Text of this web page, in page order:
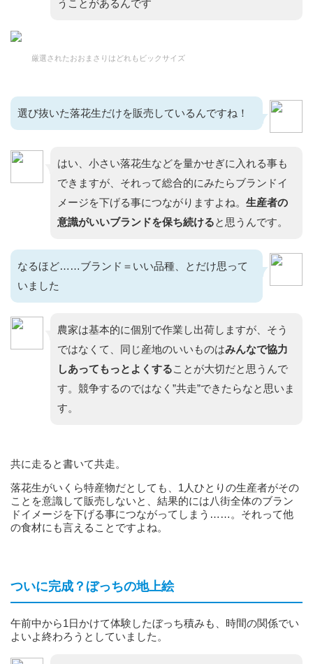
うことがあるんです
厳選されたおおまさりはどれもビックサイズ
選び抜いた落花生だけを販売しているんですね！
はい、小さい落花生などを量かせぎに入れる事も
できますが、それって総合的にみたらブランドイ
メージを下げる事につながりますよね。 生産者の
意識がいいブランドを保ち続けると思うんです。
なるほど……ブランド＝いい品種、とだけ思って
いました
農家は基本的に個別で作業し出荷しますが、そう
ではなくて、同じ産地のいいものはみんなで協力
しあってもっとよくすることが大切だと思うんで
す。競争するのではなく”共走”できたらなと思いま
す。
共に走ると書いて共走。
落花生がいくら特産物だとしても、1人ひとりの生産者がその
ことを意識して販売しないと、結果的には八街全体のブラン
ドイメージを下げる事につながってしまう……。それって他
の食材にも言えることですよね。
ついに完成？ぼっちの地上絵
午前中から1日かけて体験したぼっち積みも、時間の関係でい
よいよ終わろうとしていました。